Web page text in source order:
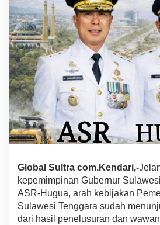
u
n
K
e
p
m
i
m
p
i
n
a
n
-
H
U
G
Global Sultra com.Kendari,-
kepemimpinan Gubernur
ASR-Hugua, arah kebijakan
Sulawesi Tenggara sudah
dari hasil penelusuran dan